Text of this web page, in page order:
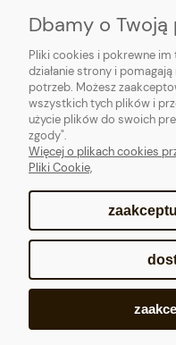
POMOC
INFORMACJE
O NAS
Sklep
Dbamy o
Pliki cookies i pokrewne
działanie strony i
potrzeb. Możesz
wszystkich tych plików i
użycie plików do swoich
zgody".
Więcej o plikach cookies
Pliki Cookie,